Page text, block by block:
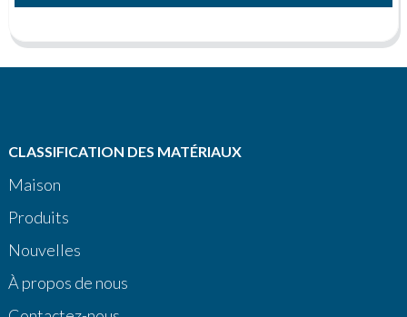
CLASSIFICATION DES MATÉRIAUX
Maison
Produits
Nouvelles
À propos de nous